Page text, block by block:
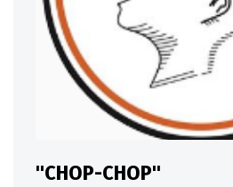
"CHOP-CHOP"